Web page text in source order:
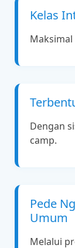
Kelas
Dengan
camp.
Pede
Umum
Melalui